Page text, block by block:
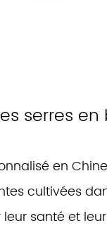
serres en
en Chine
cultivées
santé et